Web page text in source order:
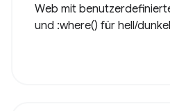
Web mit
und :where() für hell/